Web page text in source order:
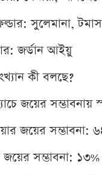
সুলেমানা,
জর্ডান আইয়ু
কী বলছে?
জয়ের সম্ভাবনায়
জয়ের সম্ভাবনা:
জয়ের সম্ভাবনা: ১৩%